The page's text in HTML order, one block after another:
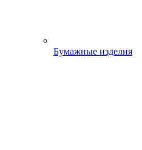
Бумажные изделия